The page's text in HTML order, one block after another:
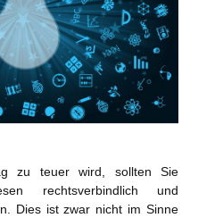
zu teuer wird, sollten Sie
rechtsverbindlich und
Dies ist zwar nicht im Sinne